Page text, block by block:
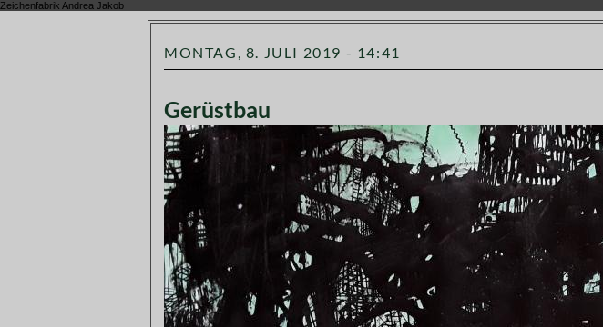
Zeichenfabrik Andrea Jakob
MONTAG, 8. JULI 2019 - 14:41
Gerüstbau